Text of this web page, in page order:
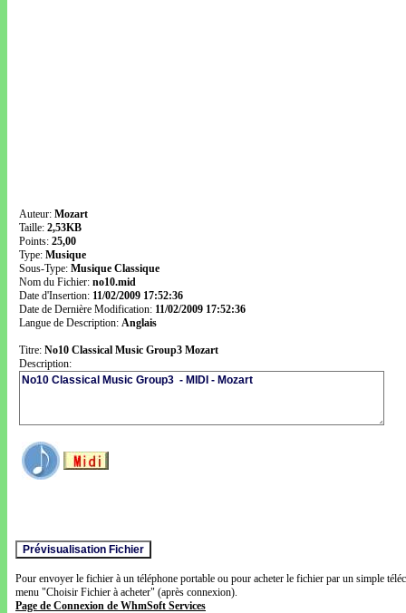
Auteur: Mozart
Taille: 2,53KB
Points: 25,00
Type: Musique
Sous-Type: Musique Classique
Nom du Fichier: no10.mid
Date d'Insertion: 11/02/2009 17:52:36
Date de Dernière Modification: 11/02/2009 17:52:36
Langue de Description: Anglais
Titre: No10 Classical Music Group3 Mozart
Description:
Pour envoyer le fichier à un téléphone portable ou pour acheter le fichier par un simple
menu "Choisir Fichier à acheter" (après connexion).
Page de Connexion de WhmSoft Services